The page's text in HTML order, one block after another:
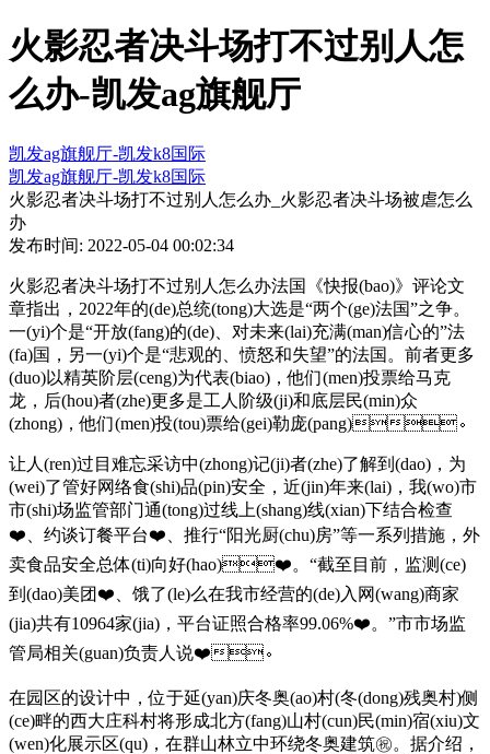
火影忍者决斗场打不过别人怎
么办-凯发ag旗舰厅
凯发ag旗舰厅-凯发k8国际
凯发ag旗舰厅-凯发k8国际
火影忍者决斗场打不过别人怎么办_火影忍者决斗场被虐怎么
办
发布时间: 2022-05-04 00:02:34
火影忍者决斗场打不过别人怎么办法国《快报(bao)》评论文
章指出，2022年的(de)总统(tong)大选是“两个(ge)法国”之争。
一(yi)个是“开放(fang)的(de)、对未来(lai)充满(man)信心的”法
(fa)国，另一(yi)个是“悲观的、愤怒和失望”的法国。前者更多
(duo)以精英阶层(ceng)为代表(biao)，他们(men)投票给马克
龙，后(hou)者(zhe)更多是工人阶级(ji)和底层民(min)众
(zhong)，他们(men)投(tou)票给(gei)勒庞(pang)。
让人(ren)过目难忘采访中(zhong)记(ji)者(zhe)了解到(dao)，为
(wei)了管好网络食(shi)品(pin)安全，近(jin)年来(lai)，我(wo)市
市(shi)场监管部门通(tong)过线上(shang)线(xian)下结合检查
❤️、约谈订餐平台❤️、推行“阳光厨(chu)房”等一系列措施，外
卖食品安全总体(ti)向好(hao)❤️。“截至目前，监测(ce)
到(dao)美团❤️、饿了(le)么在我市经营的(de)入网(wang)商家
(jia)共有10964家(jia)，平台证照合格率99.06%❤️。”市市场监
管局相关(guan)负责人说❤️。
在园区的设计中，位于延(yan)庆冬奥(ao)村(冬(dong)残奥村)侧
(ce)畔的西大庄科村将形成北方(fang)山村(cun)民(min)宿(xiu)文
(wen)化展示区(qu)，在群山林立中环绕冬奥建筑㊗️。据介绍，